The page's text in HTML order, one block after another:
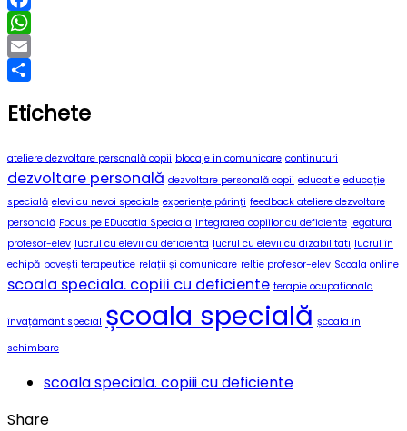
Facebook
WhatsApp
Email
Etichete
ateliere dezvoltare personală copii blocaje in comunicare continuturi
dezvoltare personală dezvoltare personală copii educatie educație
specială elevi cu nevoi speciale experiențe părinți feedback ateliere dezvoltare
personală Focus pe EDucatia Speciala integrarea copiilor cu deficiente legatura
profesor-elev lucrul cu elevii cu deficienta lucrul cu elevii cu dizabilitati lucrul în
echipă povești terapeutice relații și comunicare reltie profesor-elev Scoala online
scoala speciala. copiii cu deficiente terapie ocupationala
învațământ special școala specială școala în
schimbare
scoala speciala. copiii cu deficiente
Share